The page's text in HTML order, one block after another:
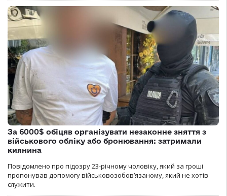
За 6000$ обіцяв організувати незаконне зняття з
військового обліку або бронювання: затримали
киянина
Повідомлено про підозру 23-річному чоловіку, який за гроші
пропонував допомогу військовозобов’язаному, який не хотів
служити.